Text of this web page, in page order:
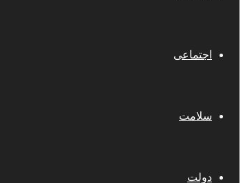
اجتماعی
سلامت
دولت